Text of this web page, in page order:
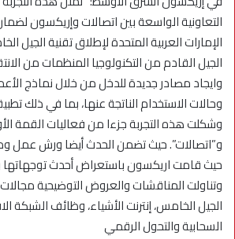
التعاونية الواسعة بين اتصالات وإريكسون
الإمارات العربية المتحدة لإطلاق تقنية
الجيل القادم من التكنولوجيا المنظمات من
وايجاد مصادر جديدة للدخل من خلال نماذج
وحالات الاستخدام الناتجة عنها، بما في ذلك
وشكلت هذه التجربة جزءا من فعاليات القمة
و”اتصالات”. حيث تضمن الحدث أيضا ورش عمل
حيث قامت اريكسون باستعراض أحدث توجهاتها
وتناولت المناقشات والعروض التوضيحية
الجيل الخامس، إنترنت الأشياء، وظائف الشبكة
السحابية والتحول الرقمي